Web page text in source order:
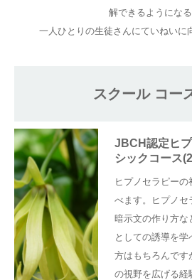
解できるようにな
一人ひとりの生徒さんにていねいに
スクール コー
JBCH認定ヒ
シックコース
ヒプノセラピー
べます。ヒプノセ
暗示文の作り方な
としての誘導を
方はもちろんです
の視野を広げる経
アクセス